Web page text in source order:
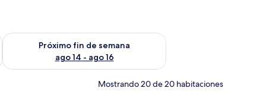
semana ago 7 - ago 9
Próximo fin de semana
ago 14 - ago 16
Consulta la disponibilidad para el próximo fin de semana ago
Mostrando 20 de 20 habitaciones